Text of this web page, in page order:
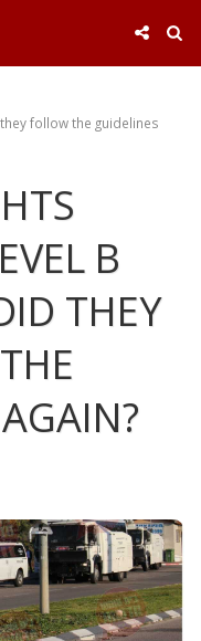
follow the guidelines
B
THEY